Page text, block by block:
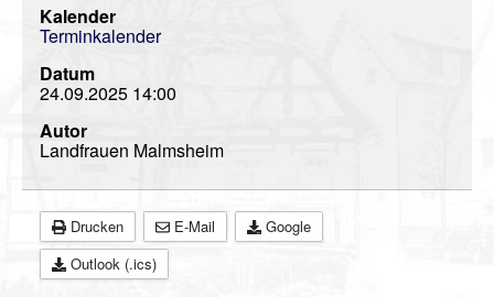
Terminkalender
Artikel
Bildergalerie
Videos
Vorstand
Geschichte
Gästebuch
Kalender
Terminkalender
Datum
24.09.2025 14:00
Autor
Landfrauen Malmsheim
Drucken E-Mail
Google
Outlook (.ics)